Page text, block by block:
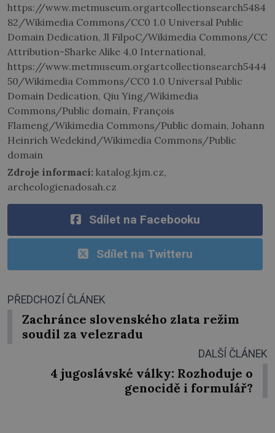
https://www.metmuseum.orgartcollectionsearch5484
82/Wikimedia Commons/CC0 1.0 Universal Public
Domain Dedication, Jl FilpoC/Wikimedia Commons/CC
Attribution-Sharke Alike 4,0 International,
https://www.metmuseum.orgartcollectionsearch5444
50/Wikimedia Commons/CC0 1.0 Universal Public
Domain Dedication, Qiu Ying/Wikimedia
Commons/Public domain, François
Flameng/Wikimedia Commons/Public domain, Johann
Heinrich Wedekind/Wikimedia Commons/Public
domain
Zdroje informací: katalog.kjm.cz,
archeologienadosah.cz
Sdílet na Facebooku
Sdílet na Twitteru
PŘEDCHOZÍ ČLÁNEK
Zachránce slovenského zlata režim
soudil za velezradu
DALŠÍ ČLÁNEK
4 jugoslávské války: Rozhoduje o
genocidě i formulář?